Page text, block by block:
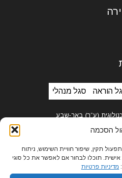
הסכמה
תקין, שיפור חוויית השימוש, ניתוח
תוכלו לבחור אם לאפשר את כל סוגי
מדיניות פרטיות
הוראה סגל מנהלי
(ע”ר) באר-שבע